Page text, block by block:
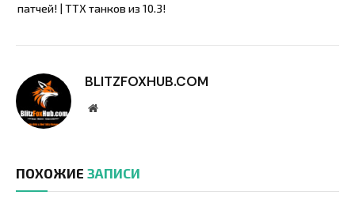
патчей! | ТТХ танков из 10.3!
BLITZFOXHUB.COM
Website
ПОХОЖИЕ ЗАПИСИ